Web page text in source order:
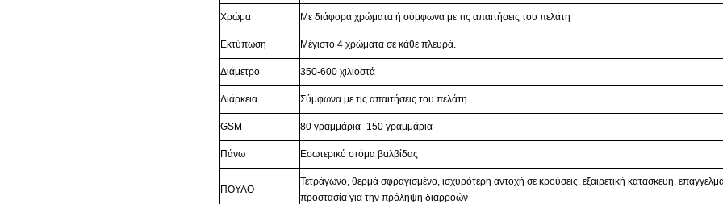
Χρώμα Με διάφορα χρώματα ή σύμφωνα με τις απαιτήσεις του πελάτη
Εκτύπωση Μέγιστο 4 χρώματα σε κάθε πλευρά.
Διάμετρο 350-600 χιλιοστά
Διάρκεια Σύμφωνα με τις απαιτήσεις του πελάτη
GSM 80 γραμμάρια- 150 γραμμάρια
Πάνω Εσωτερικό στόμα βαλβίδας
ΠΟΥΛΟ
Τετράγωνο, θερμά σφραγισμένο, ισχυρότερη αντοχή σε κρούσεις, εξαιρετική κατασκευή,
προστασία για την πρόληψη διαρροών